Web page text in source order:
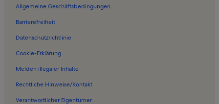
Ferienwohnungen in Tornow
Ferienwohnungen in Zehdenick
Ferienwohnungen in Vogelsang
Ferienwohnungen in Hammelspring
Ferienunterkünfte nahe Zehdenick-Neuhof Station
Häuser in Haßleben
Häuser in Zerpenschleuse
Allgemeine Geschäftsbedingungen
Barrierefreiheit
Datenschutzrichtlinie
Cookie-Erklärung
Melden illegaler Inhalte
Rechtliche Hinweise/Kontakt
Verantwortlicher Eigentümer